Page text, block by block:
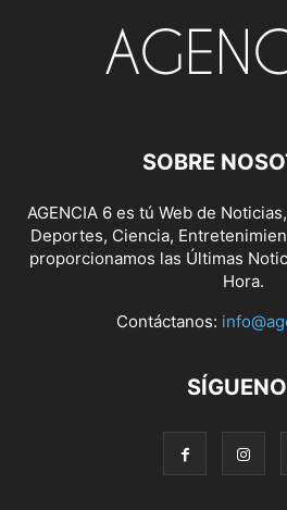
SOBRE
AGENCIA 6 es tú Web de
Deportes, Ciencia,
proporcionamos las Últimas
Hora.
Contáctanos: